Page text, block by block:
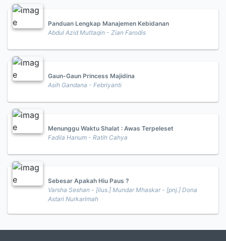
Panduan Lengkap Manajemen Kebidanan
Abdul Azid Muttaqin - Zian Farodis
Gaun-Gaun Princess Majidina
Asih Gandana - Febriyanti
Menunggu Waktu Shalat : Awas Terpeleset
Fadila Hanum - Ratih Cahya
Sebesar Apakah Hiu Paus ?
Varsha Seshan - [ilus.] Mundar Mhaskar - [pnj.] Dona
Astari Nurkarimah